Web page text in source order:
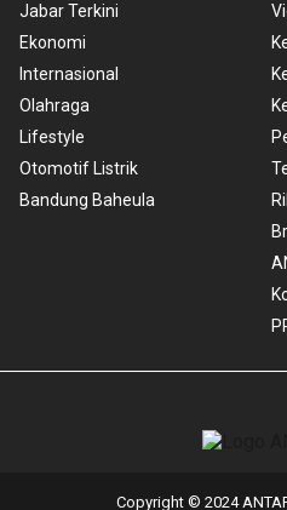
Jabar Terkini
Ekonomi
Internasional
Olahraga
Lifestyle
Otomotif Listrik
Bandung Baheula
Copyright © 2024